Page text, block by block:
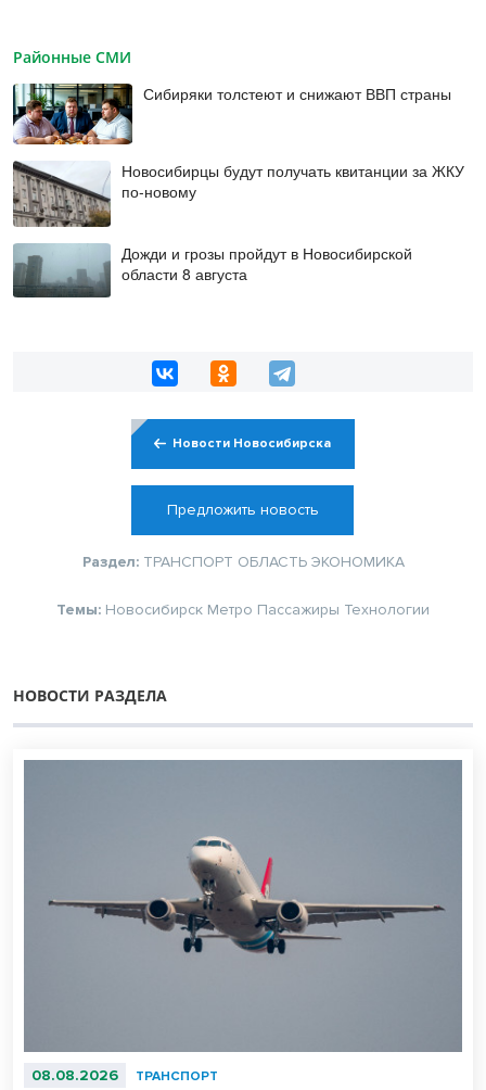
Районные СМИ
Сибиряки толстеют и снижают ВВП страны
Новосибирцы будут получать квитанции за ЖКУ
по-новому
Дожди и грозы пройдут в Новосибирской
области 8 августа
Новости Новосибирска
Предложить новость
Раздел: ТРАНСПОРТ ОБЛАСТЬ ЭКОНОМИКА
Темы: Новосибирск Метро Пассажиры Технологии
НОВОСТИ РАЗДЕЛА
08.08.2026 ТРАНСПОРТ